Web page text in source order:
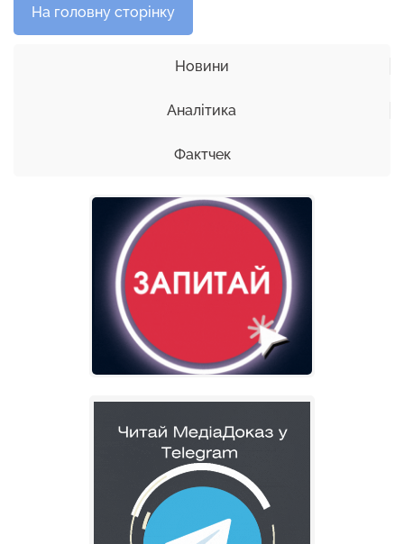
На головну сторінку
Новини
Аналітика
Фактчек